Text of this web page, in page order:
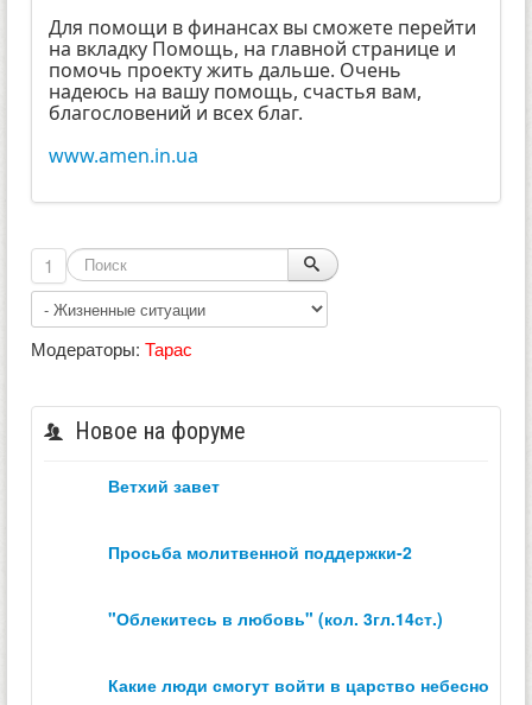
Для помощи в финансах вы сможете перейти
на вкладку Помощь, на главной странице и
помочь проекту жить дальше. Очень
надеюсь на вашу помощь, счастья вам,
благословений и всех благ.
www.amen.in.ua
1
Модераторы: Тарас
Новое на форуме
ветхий завет
просьба молитвенной поддержки-2
"облекитесь в любовь" (кол. 3гл.14ст.)
какие люди смогут войти в царство небесное？